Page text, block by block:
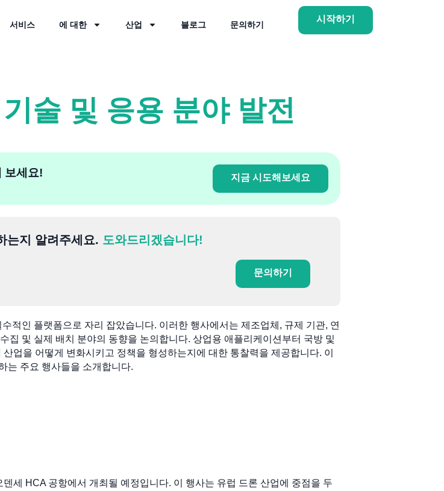
서비스 에 대한 산업 블로그 문의하기
시작하기
술 및 응용 분야 발전
보세요! 지금 시도해보세요
는지 알려주세요. 도와드리겠습니다!
문의하기
적인 플랫폼으로 자리 잡았습니다. 이러한 행사에서는 제조업체, 규제 기관, 연
집 및 실제 배치 분야의 동향을 논의합니다. 상업용 애플리케이션부터 국방 및
업을 어떻게 변화시키고 정책을 형성하는지에 대한 통찰력을 제공합니다. 이
는 주요 행사들을 소개합니다.
세 HCA 공항에서 개최될 예정입니다. 이 행사는 유럽 드론 산업에 중점을 두